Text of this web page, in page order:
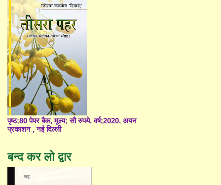
पृष्ठ;80 पेपर बैक, मूल्य; सौ रुपये, वर्ष;2020, अयन
प्रकाशन , नई दिल्ली
बन्द कर लो द्वार